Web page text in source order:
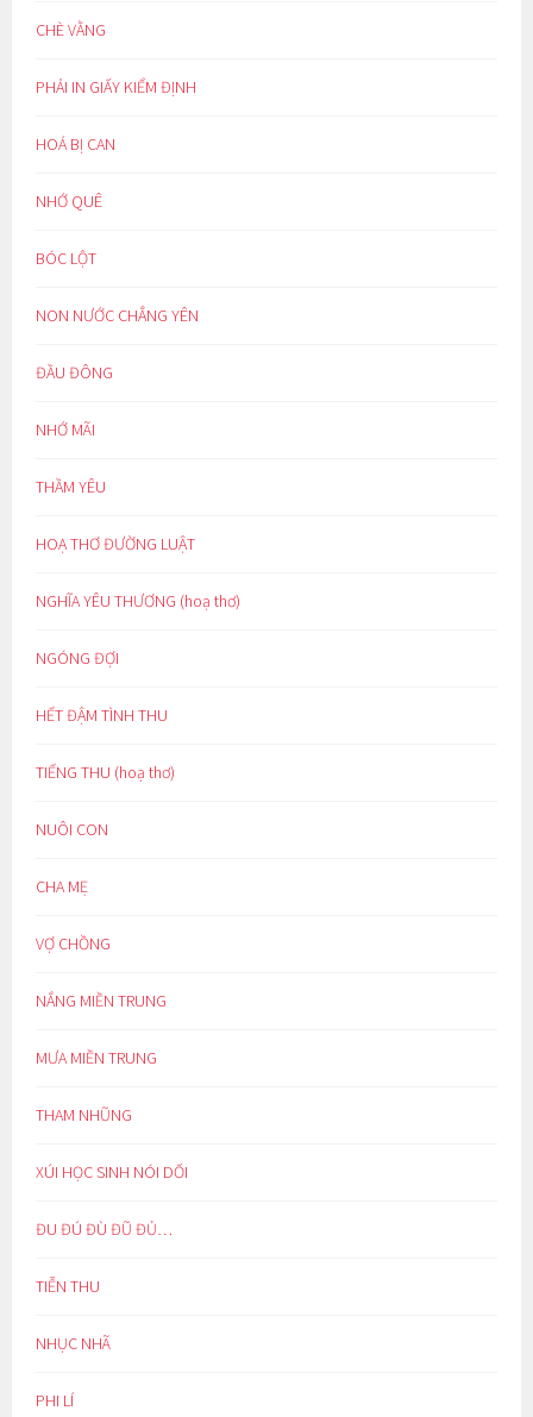
CHÈ VẰNG
PHẢI IN GIẤY KIỂM ĐỊNH
HOÁ BỊ CAN
NHỚ QUÊ
BÓC LỘT
NON NƯỚC CHẲNG YÊN
ĐẦU ĐÔNG
NHỚ MÃI
THẦM YÊU
HOẠ THƠ ĐƯỜNG LUẬT
NGHĨA YÊU THƯƠNG (hoạ thơ)
NGÓNG ĐỢI
HẾT ĐẬM TÌNH THU
TIẾNG THU (hoạ thơ)
NUÔI CON
CHA MẸ
VỢ CHỒNG
NẮNG MIỀN TRUNG
MƯA MIỀN TRUNG
THAM NHŨNG
XÚI HỌC SINH NÓI DỐI
ĐU ĐÚ ĐÙ ĐŨ ĐỦ…
TIỄN THU
NHỤC NHÃ
PHI LÍ